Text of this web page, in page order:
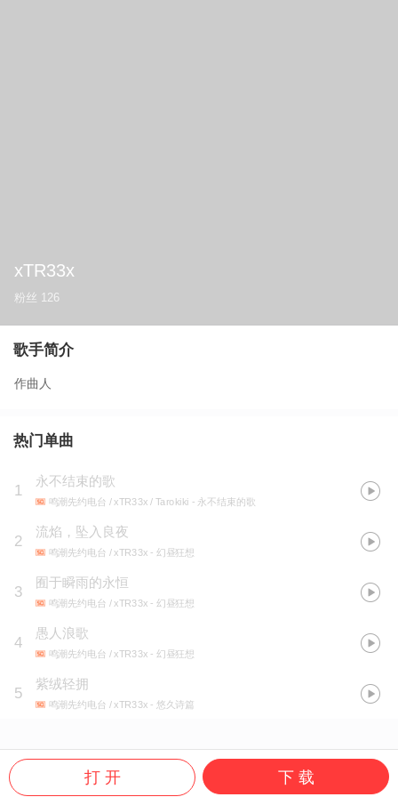
xTR33x
粉丝 126
歌手简介
作曲人
热门单曲
1
永不结束的歌
鸣潮先约电台 / xTR33x / Tarokiki - 永不结束的歌
2
流焰，坠入良夜
鸣潮先约电台 / xTR33x - 幻昼狂想
3
囿于瞬雨的永恒
鸣潮先约电台 / xTR33x - 幻昼狂想
4
愚人浪歌
鸣潮先约电台 / xTR33x - 幻昼狂想
5
紫绒轻拥
鸣潮先约电台 / xTR33x - 悠久诗篇
打 开 下 载